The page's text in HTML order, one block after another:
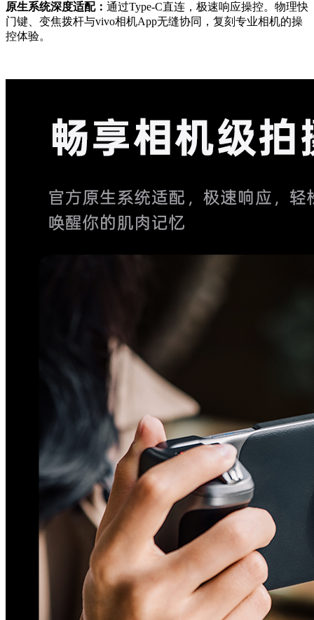
原生系统深度适配： 通过Type-C直连，极速响应操控。物理快
门键、变焦拨杆与vivo相机App无缝协同，复刻专业相机的操
控体验。